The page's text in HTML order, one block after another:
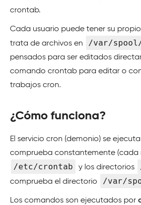
crontab.
Cada usuario puede tener su
trata de archivos en
/var/
pensados para ser editados
comando crontab para editar o
trabajos cron.
¿Cómo funciona?
El servicio cron (demonio) se
comprueba constantemente (cada
/etc/crontab y los directorios
comprueba el directorio
/var/
Los comandos son ejecutados por